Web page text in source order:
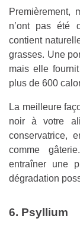
Premièrement,
n’ont pas été
contient
grasses. Une
mais elle
plus de 600
La meilleure
noir à votre
conservatrice,
comme
entraîner une
dégradation
6. Psyllium